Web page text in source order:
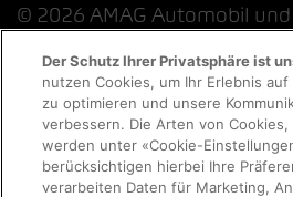
© 2026 AMAG Automobil
Datenschutzerklärung
Rechtliche Hinweise Online-
Der Schutz Ihrer Privatsphäre ist
nutzen Cookies, um Ihr Erlebnis
zu optimieren und unsere
verbessern. Die Arten von
werden unter «Cookie-
berücksichtigen hierbei Ihre
verarbeiten Daten für Marketing,